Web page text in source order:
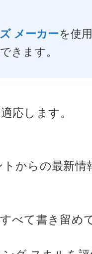
メーカーを使
きます。
応します。
からの最新情
べて書き留め